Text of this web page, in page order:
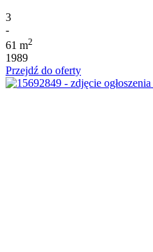
3
-
61 m2
1989
Przejdź do oferty